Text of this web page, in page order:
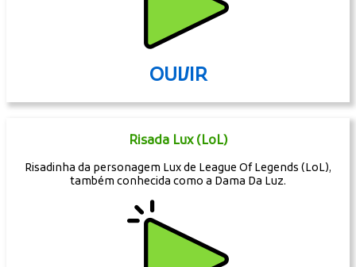
OUVIR
Risada Lux (LoL)
Risadinha da personagem Lux de League Of Legends (LoL),
também conhecida como a Dama Da Luz.